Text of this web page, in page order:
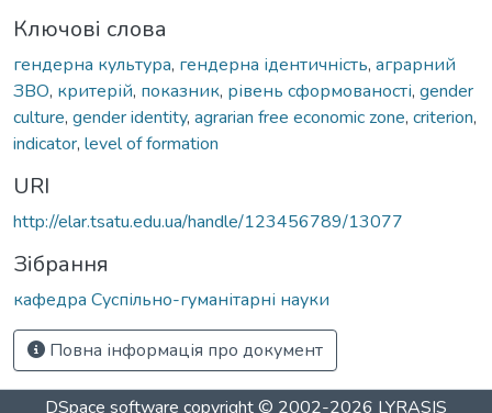
Ключові слова
гендерна культура, гендерна ідентичність, аграрний
ЗВО, критерій, показник, рівень сформованості, gender
culture, gender identity, agrarian free economic zone, criterion,
indicator, level of formation
URI
http://elar.tsatu.edu.ua/handle/123456789/13077
Зібрання
кафедра Суспільно-гуманітарні науки
Повна інформація про документ
DSpace software copyright © 2002-2026 LYRASIS